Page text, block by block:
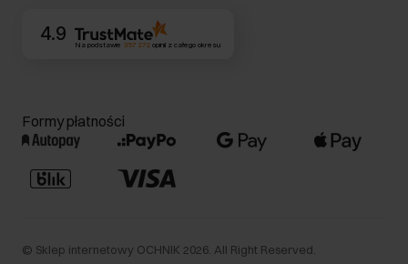
4.9
Na podstawie 357 272opinii z całego okresu
Formy płatności
© Sklep internetowy OCHNIK 2026 . All Right Reserved.